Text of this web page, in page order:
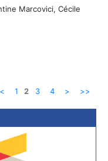
Marcovici, Cécile
< 1 2 3 4 > >>